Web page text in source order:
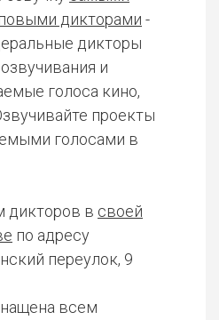
дикторами -
дикторы
и
голоса кино,
проекты
голосами в
дикторов в своей
по адресу
переулок, 9
всем